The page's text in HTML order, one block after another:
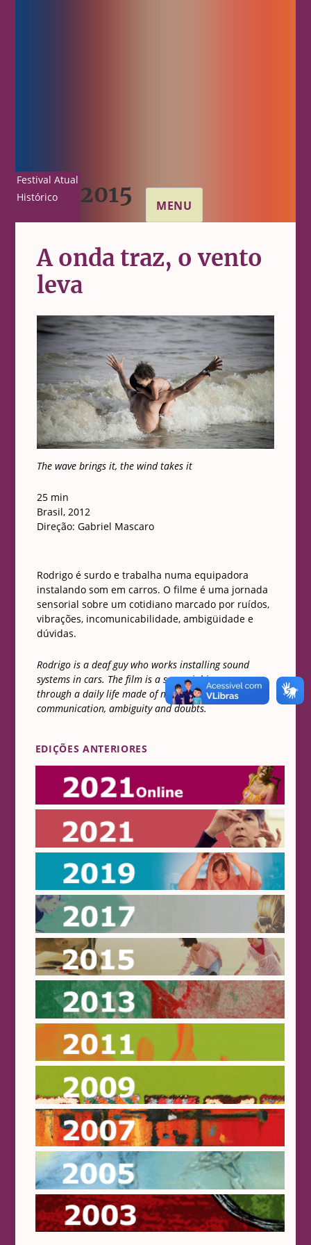
Festival Atual
Histórico
2015 MENU
A onda traz, o vento
leva
The wave brings it, the wind takes it
25 min
Brasil, 2012
Direção: Gabriel Mascaro
Rodrigo é surdo e trabalha numa equipadora
instalando som em carros. O filme é uma jornada
sensorial sobre um cotidiano marcado por ruídos,
vibrações, incomunicabilidade, ambigüidade e
dúvidas.
Rodrigo is a deaf guy who works installing sound
systems in cars. The film is a sensorial journey
through a daily life made of noise, vibration, non-
communication, ambiguity and doubts.
EDIÇÕES ANTERIORES
Online 2021
2021
2019
2017
2015
2013
2007
2005
2003